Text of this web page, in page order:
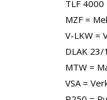
TLF 4000
MZF =
V-LKW =
DLAK
MTW =
VSA =